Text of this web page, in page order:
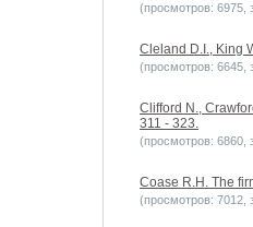
(просмотров: 6975,
Cleland D.I., King
(просмотров: 6645,
Clifford N.,
311 - 323.
(просмотров: 6860,
Coase R.H. The
(просмотров: 7012,